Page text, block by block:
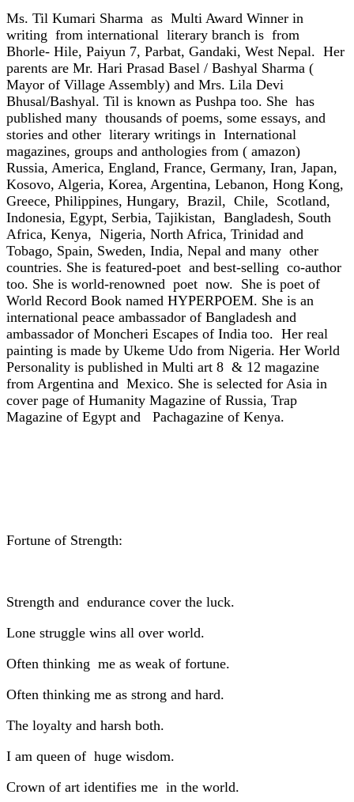
Ms. Til Kumari Sharma as Multi Award Winner in
writing from international literary branch is from
Bhorle- Hile, Paiyun 7, Parbat, Gandaki, West Nepal. Her
parents are Mr. Hari Prasad Basel / Bashyal Sharma (
Mayor of Village Assembly) and Mrs. Lila Devi
Bhusal/Bashyal. Til is known as Pushpa too. She has
published many thousands of poems, some essays, and
stories and other literary writings in International
magazines, groups and anthologies from ( amazon)
Russia, America, England, France, Germany, Iran, Japan,
Kosovo, Algeria, Korea, Argentina, Lebanon, Hong Kong,
Greece, Philippines, Hungary, Brazil, Chile, Scotland,
Indonesia, Egypt, Serbia, Tajikistan, Bangladesh, South
Africa, Kenya, Nigeria, North Africa, Trinidad and
Tobago, Spain, Sweden, India, Nepal and many other
countries. She is featured-poet and best-selling co-author
too. She is world-renowned poet now. She is poet of
World Record Book named HYPERPOEM. She is an
international peace ambassador of Bangladesh and
ambassador of Moncheri Escapes of India too. Her real
painting is made by Ukeme Udo from Nigeria. Her World
Personality is published in Multi art 8 & 12 magazine
from Argentina and Mexico. She is selected for Asia in
cover page of Humanity Magazine of Russia, Trap
Magazine of Egypt and Pachagazine of Kenya.
Fortune of Strength:
Strength and endurance cover the luck.
Lone struggle wins all over world.
Often thinking me as weak of fortune.
Often thinking me as strong and hard.
The loyalty and harsh both.
I am queen of huge wisdom.
Crown of art identifies me in the world.